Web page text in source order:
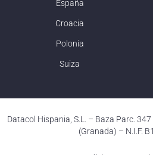
España
Croacia
Polonia
Suiza
Datacol Hispania, S.L. – Baza Parc.
(Granada) – N.I.F.